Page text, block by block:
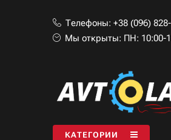
Телефоны: +38 (096)
Мы открыты: ПН: 10:00-
КАТЕГОРИИ